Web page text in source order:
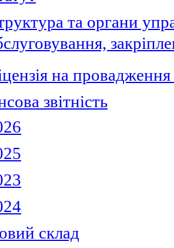
та органи
на провадження
звітність
склад